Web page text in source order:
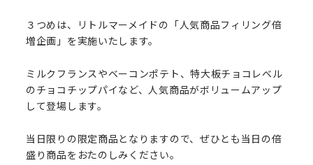
３つめは、リトルマーメイドの「人気商品フィリング倍
増企画」を実施いたします。
ミルクフランスやベーコンポテト、特大板チョコレベル
のチョコチップパイなど、人気商品がボリュームアップ
して登場します。
当日限りの限定商品となりますので、ぜひとも当日の倍
盛り商品をおたのしみください。